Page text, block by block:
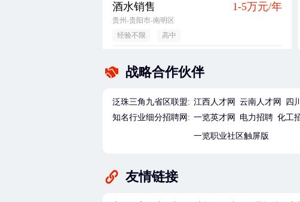
酒水销售 1-5万元/年
贵州-贵阳市-南明区
经验不限
高中
广东-惠州市-博罗县
经验不限
大专
华通电脑（惠州）有限公司 2026-08-08
广东-惠州市-博罗县
战略合作伙伴
泛珠三角九省区联盟: 江西人才网 云南人才网 四
知名行业细分招聘网: 一览英才网 电力招聘 化工
一览职业社区触屏版
友情链接